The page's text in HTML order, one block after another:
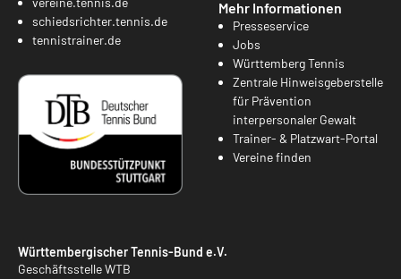
schiedsrichter.tennis.de
tennistrainer.de
Mehr Informationen
Presseservice
Jobs
Württemberg Tennis
Zentrale Hinweisgeberstelle
für Prävention
interpersonaler Gewalt
Trainer- & Platzwart-Portal
Vereine finden
Württembergischer Tennis-Bund e.V.
Geschäftsstelle WTB